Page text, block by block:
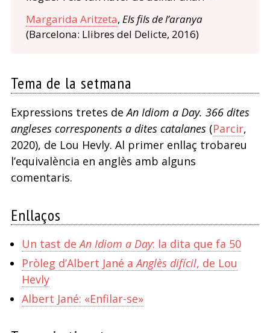
Margarida Aritzeta, Els fils de l’aranya
(Barcelona: Llibres del Delicte, 2016)
Tema de la setmana
Expressions tretes deAn Idiom a Day. 366 dites
angleses corresponents a dites catalanes(Parcir,
2020), de Lou Hevly. Al primer enllaç trobareu
l’equivalència en anglès amb alguns
comentaris.
Enllaços
Un tast deAn Idiom a Day: la dita que fa 50
Pròleg d’Albert Jané aAnglès difícil, de Lou
Hevly
Albert Jané: «Enfilar-se»